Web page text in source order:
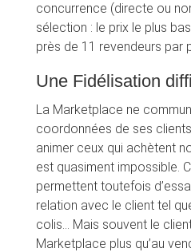
concurrence (directe ou
sélection : le prix le plus
près de 11 revendeurs par
Une Fidélisation
La Marketplace ne
coordonnées de ses
animer ceux qui achètent
est quasiment impossible.
permettent toutefois
relation avec le client tel
colis… Mais souvent le
Marketplace plus qu’au